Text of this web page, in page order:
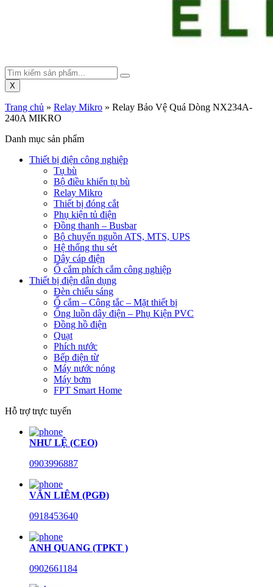
X
Trang chủ » Relay Mikro » Relay Bảo Vệ Quá Dòng NX234A-
240A MIKRO
Danh mục sản phẩm
Thiết bị điện công nghiệp
Tụ bù
Bộ điều khiển tụ bù
Relay Mikro
Thiết bị đóng cắt
Phụ kiện tủ điện
Đồng thanh – Busbar
Bộ chuyển nguồn ATS, MTS, UPS
Hệ thống thu sét
Dây cáp điện
Ổ cắm phích cắm công nghiệp
Thiết bị điện dân dụng
Đèn chiếu sáng
Ổ cắm – Công tắc – Mặt thiết bị
Ống luồn dây điện – Phụ Kiện PVC
Đồng hồ điện
Quạt
Phích nước
Bếp điện từ
Máy nước nóng
Máy bơm
FPT Smart Home
Hỗ trợ trực tuyến
NHƯ LỆ (CEO)
0903996887
VĂN LIÊM (PGĐ)
0918453640
ANH QUANG (TPKT )
0902661184